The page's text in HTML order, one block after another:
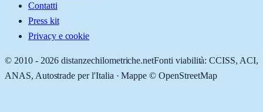
Contatti
Press kit
Privacy e cookie
© 2010 - 2026 distanzechilometriche.netFonti viabilità: CCISS, ACI,
ANAS, Autostrade per l'Italia · Mappe © OpenStreetMap